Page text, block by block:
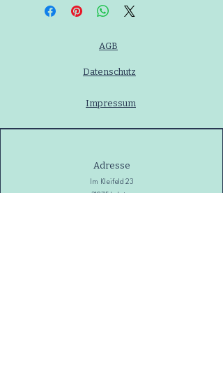
AGB
Datenschutz
Impressum
Adresse
Im Kleifeld 23
31275 Lehrte